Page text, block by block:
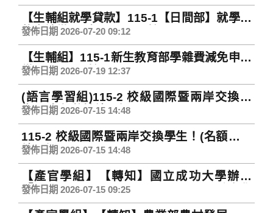
日止 逾期不受理申請
【生輔組就學貸款】115-1【日間部】就學貸
款申請從115年8月1日開始
發佈日期 2026-07-20 09:12
【生輔組】115-1新生教育部學雜費減免申請
從7月20日開始
發佈日期 2026-07-19 12:37
(語言學習組)115-2 校級國際暨兩岸交換學
生！(名額將持續更新)
發佈日期 2026-07-15 14:48
115-2 校級國際暨兩岸交換學生！(名額將持
續更新)
發佈日期 2026-07-15 14:48
【產官學組】【轉知】國立成功大學辦理
「Green Living Across Contexts：跨文化
視角下的綠色生活：在地實踐與全球對話」
發佈日期 2026-07-15 09:25